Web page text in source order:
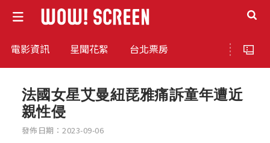
電影資訊 星聞花絮 台北票房
法國女星艾曼紐琵雅痛訴童年遭近
親性侵
發佈日期：2023-09-06